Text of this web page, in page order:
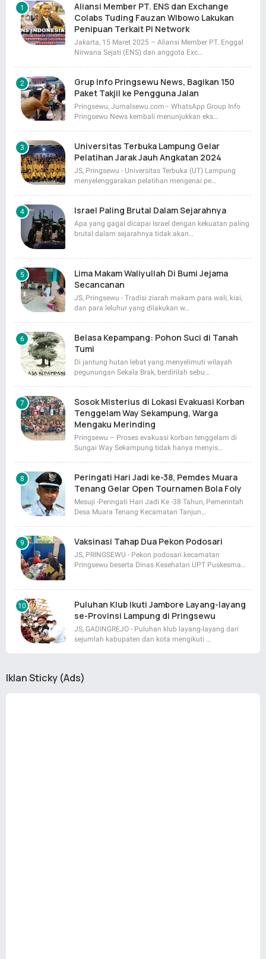
Aliansi Member PT. ENS dan Exchange
Colabs Tuding Fauzan Wibowo Lakukan
Penipuan Terkait Pi Network
Jakarta, 15 Maret 2025 – Aliansi Member PT. Enggal
Nirwana Sejati (ENS) dan anggota Exc…
Grup Info Pringsewu News, Bagikan 150
Paket Takjil ke Pengguna Jalan
Pringsewu, Jurnalsewu.com– WhatsApp Group Info
Pringsewu News kembali menunjukkan eks…
Universitas Terbuka Lampung Gelar
Pelatihan Jarak Jauh Angkatan 2024
JS, Pringsewu - Universitas Terbuka (UT) Lampung
menyelenggarakan pelatihan mengenai pe…
Israel Paling Brutal Dalam Sejarahnya
Apa yang gagal dicapai Israel dengan kekuatan paling
brutal dalam sejarahnya tidak akan…
Lima Makam Waliyullah Di Bumi Jejama
Secancanan
JS, Pringsewu - Tradisi ziarah makam para wali, kiai,
dan para leluhur yang dilakukan w…
Belasa Kepampang: Pohon Suci di Tanah
Tumi
Di jantung hutan lebat yang menyelimuti wilayah
pegunungan Sekala Brak, berdirilah sebu…
Sosok Misterius di Lokasi Evakuasi Korban
Tenggelam Way Sekampung, Warga
Mengaku Merinding
Pringsewu – Proses evakuasi korban tenggelam di
Sungai Way Sekampung tidak hanya menyis…
Peringati Hari Jadi ke-38, Pemdes Muara
Tenang Gelar Open Tournamen Bola Foly
Mesuji -Peringati Hari Jadi Ke -38 Tahun, Pemerintah
Desa Muara Tenang Kecamatan Tanjun…
Vaksinasi Tahap Dua Pekon Podosari
JS, PRINGSEWU - Pekon podosari kecamatan
Pringsewu beserta Dinas Kesehatan UPT Puskesma…
Puluhan Klub Ikuti Jambore Layang-layang
se-Provinsi Lampung di Pringsewu
JS, GADINGREJO - Puluhan klub layang-layang dari
sejumlah kabupaten dan kota mengikuti …
Iklan Sticky (Ads)